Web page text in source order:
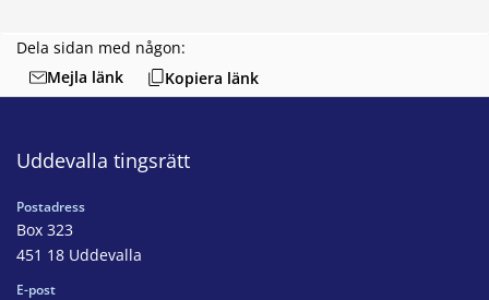
Dela sidan med någon:
Mejla länk
Kopiera länk
Uddevalla tingsrätt
Postadress
Box 323
451 18 Uddevalla
E-post